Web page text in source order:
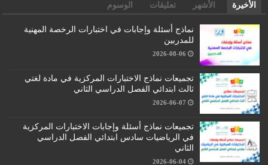
الأخيرة الأشهر تعليقات الوسوم
نماذج أسئلة وإجابات في اختبارات الرخصة المهنية
للمدربين
2026-08-06
تجميعات نماذج الاختبارات المركزية في مادة لغتي
ثالث ابتدائي الفصل الدراسي الثاني
2026-06-07
تجميعات نماذج أسئلة وإجابات الاختبارات المركزية
في الرياضيات سادس ابتدائي الفصل الدراسي
الثاني
2026-06-04